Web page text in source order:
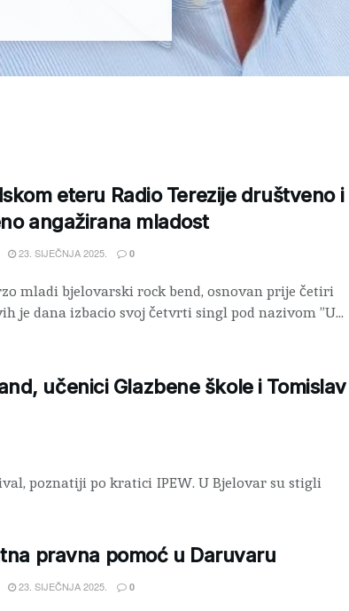
eteru Radio Terezije društveno i
angažirana mladost
23. SIJEČNJA 2025. 0
mladi bjelovarski rock bend, osnovan prije četiri
je dana izbacio svoj četvrti singl pod nazivom ”U...
učenici Glazbene škole i Tomislav
poznatiji po kratici IPEW. U Bjelovar su stigli
pravna pomoć u Daruvaru
23. SIJEČNJA 2025. 0